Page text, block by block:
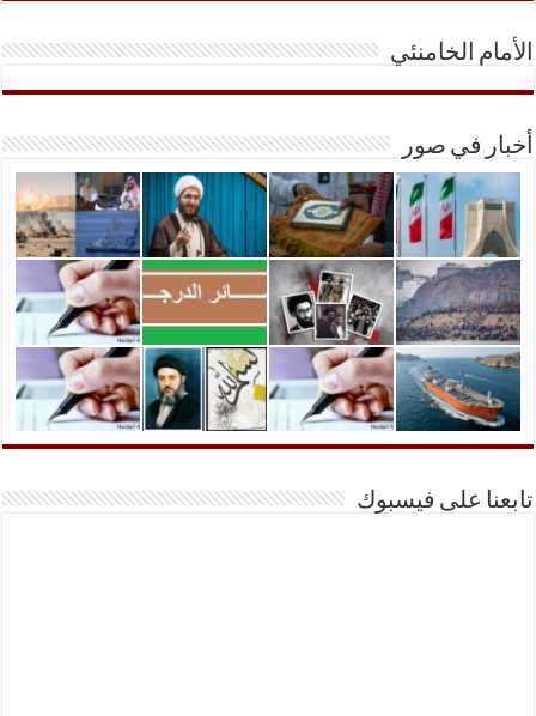
الأمام الخامنئي
أخبار في صور
تابعنا على فيسبوك